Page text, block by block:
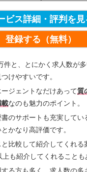
ビス詳細・評判を見
登録する（無料）
件と、とにかく求人数が
けやすいです。
ジェントなだけあって質
載なのも魅力のポイント。
のサポートも充実してい
かなり高評価です。
比較して紹介してくれる
も紹介してくれることも